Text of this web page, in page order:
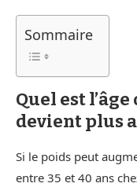
Sommaire
Quel est
devient plus
Si le poids peut
entre 35 et 40 ans